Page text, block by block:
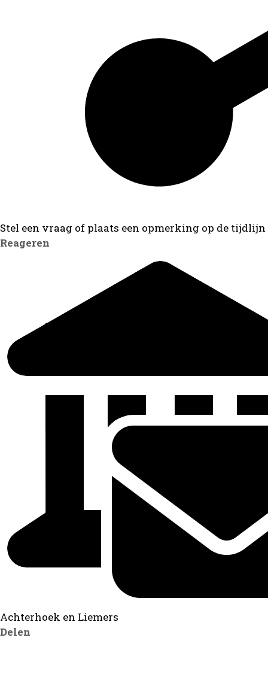
Stel een vraag of plaats een opmerking op de tijdlijn
Reageren
Achterhoek en Liemers
Delen